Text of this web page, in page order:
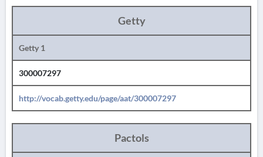
Getty
Getty 1
300007297
http://vocab.getty.edu/page/aat/300007297
Pactols